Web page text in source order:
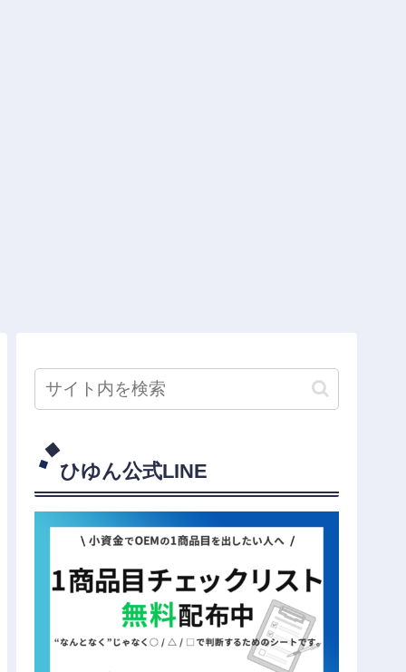
ひゆん公式LINE